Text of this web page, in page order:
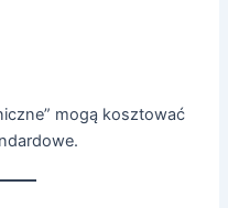
mogą kosztować